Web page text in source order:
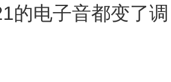
电子音都变了调